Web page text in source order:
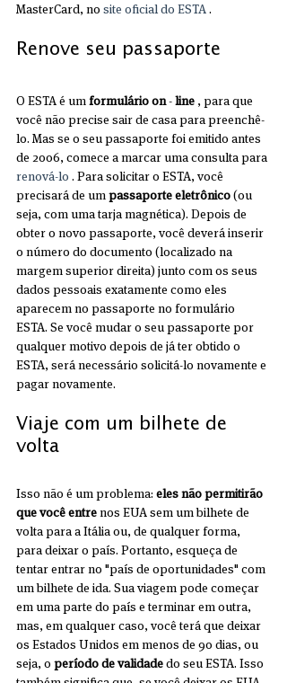
MasterCard, no site oficial do ESTA .
Renove seu passaporte
O ESTA é um formulário on - line , para que
você não precise sair de casa para preenchê-
lo. Mas se o seu passaporte foi emitido antes
de 2006, comece a marcar uma consulta para
renová-lo . Para solicitar o ESTA, você
precisará de um passaporte eletrônico (ou
seja, com uma tarja magnética). Depois de
obter o novo passaporte, você deverá inserir
o número do documento (localizado na
margem superior direita) junto com os seus
dados pessoais exatamente como eles
aparecem no passaporte no formulário
ESTA. Se você mudar o seu passaporte por
qualquer motivo depois de já ter obtido o
ESTA, será necessário solicitá-lo novamente e
pagar novamente.
Viaje com um bilhete de
volta
Isso não é um problema: eles não permitirão
que você entre nos EUA sem um bilhete de
volta para a Itália ou, de qualquer forma,
para deixar o país. Portanto, esqueça de
tentar entrar no "país de oportunidades" com
um bilhete de ida. Sua viagem pode começar
em uma parte do país e terminar em outra,
mas, em qualquer caso, você terá que deixar
os Estados Unidos em menos de 90 dias, ou
seja, o período de validade do seu ESTA. Isso